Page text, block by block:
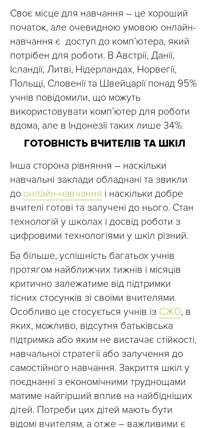
Своє місце для навчання – це хороший
початок, але очевидною умовою онлайн-
навчання є доступ до комп’ютера, який
потрібен для роботи. В Австрії, Данії,
Ісландії, Литві, Нідерландах, Норвегії,
Польщі, Словенії та Швейцарії понад 95%
учнів повідомили, що можуть
використовувати комп’ютер для роботи
вдома, але в Індонезії таких лише 34%.
ГОТОВНІСТЬ ВЧИТЕЛІВ ТА ШКІЛ
Інша сторона рівняння – наскільки
навчальні заклади обладнані та звикли
до онлайн-навчання і наскільки добре
вчителі готові та залучені до нього. Стан
технологій у школах і досвід роботи з
цифровими технологіями у шкіл різний.
Ба більше, успішність багатьох учнів
протягом найближчих тижнів і місяців
критично залежатиме від підтримки
тісних стосунків зі своїми вчителями.
Особливо це стосується учнів із СЖО, в
яких, можливо, відсутня батьківська
підтримка або яким не вистачає стійкості,
навчальної стратегії або залучення до
самостійного навчання. Закриття шкіл у
поєднанні з економічними труднощами
матиме найгірший вплив на найбідніших
дітей. Потреби цих дітей мають бути
відомі вчителям, а отже – важливими є